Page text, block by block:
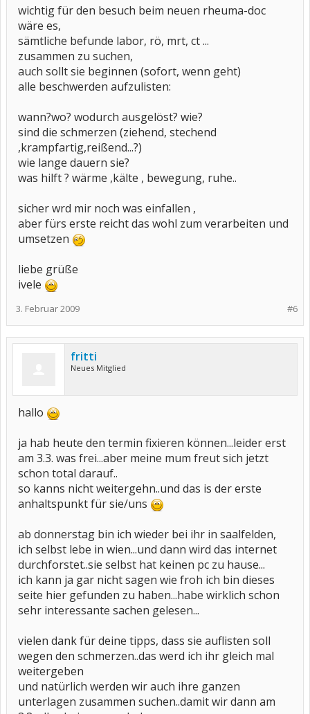
wichtig für den besuch beim neuen rheuma-doc
wäre es,
sämtliche befunde labor, rö, mrt, ct ...
zusammen zu suchen,
auch sollt sie beginnen (sofort, wenn geht)
alle beschwerden aufzulisten:
wann?wo? wodurch ausgelöst? wie?
sind die schmerzen (ziehend, stechend
,krampfartig,reißend...?)
wie lange dauern sie?
was hilft ? wärme ,kälte , bewegung, ruhe..
sicher wrd mir noch was einfallen ,
aber fürs erste reicht das wohl zum verarbeiten und
umsetzen
liebe grüße
ivele
#6
3. Februar 2009
fritti
Neues Mitglied
hallo
ja hab heute den termin fixieren können...leider erst
am 3.3. was frei...aber meine mum freut sich jetzt
schon total darauf..
so kanns nicht weitergehn..und das is der erste
anhaltspunkt für sie/uns
ab donnerstag bin ich wieder bei ihr in saalfelden,
ich selbst lebe in wien...und dann wird das internet
durchforstet..sie selbst hat keinen pc zu hause...
ich kann ja gar nicht sagen wie froh ich bin dieses
seite hier gefunden zu haben...habe wirklich schon
sehr interessante sachen gelesen...
vielen dank für deine tipps, dass sie auflisten soll
wegen den schmerzen..das werd ich ihr gleich mal
weitergeben
und natürlich werden wir auch ihre ganzen
unterlagen zusammen suchen..damit wir dann am